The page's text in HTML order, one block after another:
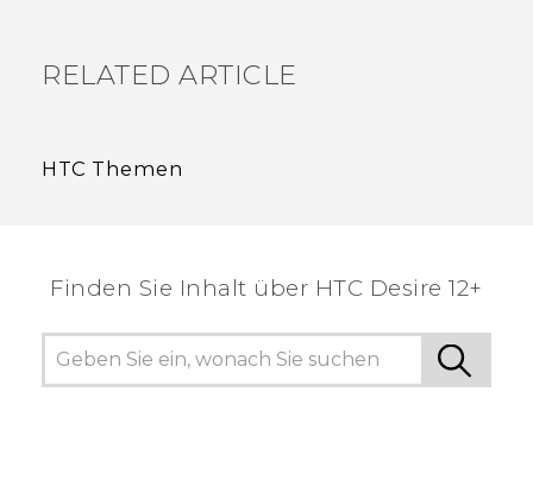
RELATED ARTICLE
HTC Themen
Finden Sie Inhalt über‎ HTC Desire 12+